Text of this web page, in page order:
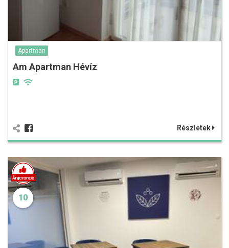
Apartman
Am Apartman Hévíz
Részletek
10